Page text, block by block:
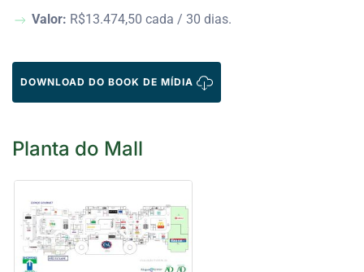
Valor: R$13.474,50 cada / 30 dias.
DOWNLOAD DO BOOK DE MÍDIA
Planta do Mall